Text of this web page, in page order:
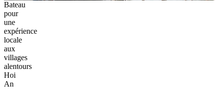
Bateau
pour
une
expérience
locale
aux
villages
alentours
Hoi
An